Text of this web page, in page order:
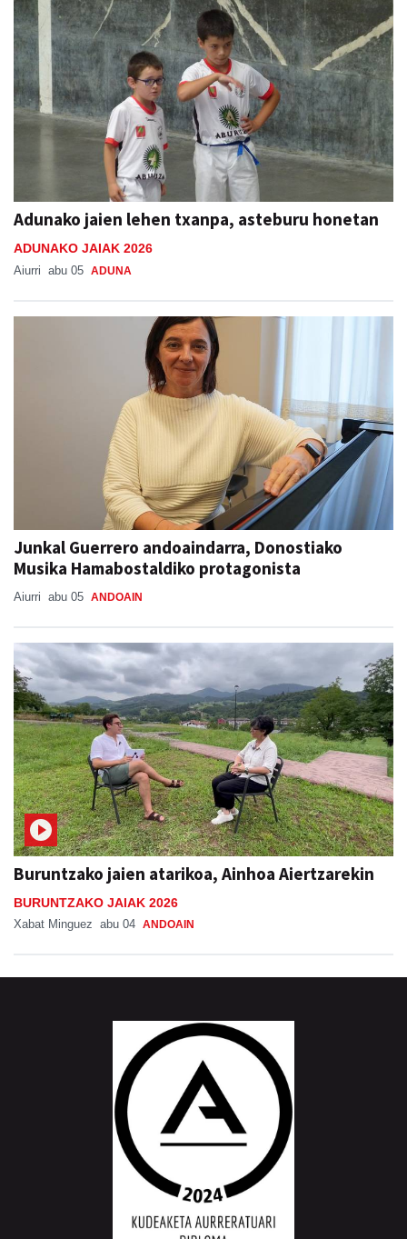
Adunako jaien lehen txanpa, asteburu honetan
ADUNAKO JAIAK 2026
Aiurri abu 05 ADUNA
Junkal Guerrero andoaindarra, Donostiako
Musika Hamabostaldiko protagonista
Aiurri abu 05 ANDOAIN
Buruntzako jaien atarikoa, Ainhoa Aiertzarekin
BURUNTZAKO JAIAK 2026
Xabat Minguez abu 04 ANDOAIN